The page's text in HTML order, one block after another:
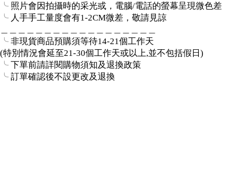
╰ 照片會因拍攝時的采光或，電腦/電話的螢幕呈現微色差
╰ 人手手工量度會有1-2CM微差，敬請見諒
╰ 非現貨商品預購須等待14-21個工作天
(特別情況會延至21-30個工作天或以上,並不包括假日)
╰ 下單前請詳閱購物須知及退換政策
╰ 訂單確認後不設更改及退換